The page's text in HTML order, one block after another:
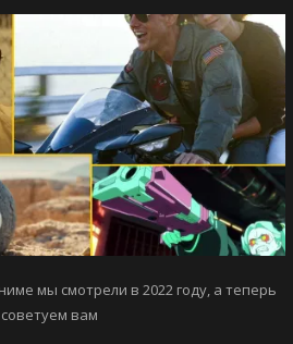
мы смотрели в 2022 году, а теперь
советуем вам